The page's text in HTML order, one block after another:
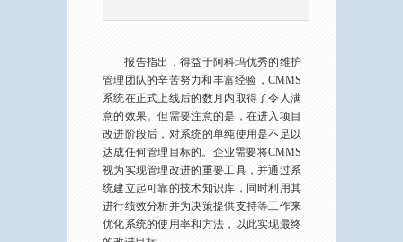
报告指出，得益于阿科玛优秀的维护
管理团队的辛苦努力和丰富经验，CMMS
系统在正式上线后的数月内取得了令人满
意的效果。但需要注意的是，在进入项目
改进阶段后，对系统的单纯使用是不足以
达成任何管理目标的。企业需要将CMMS
视为实现管理改进的重要工具，并通过系
统建立起可靠的技术知识库，同时利用其
进行绩效分析并为决策提供支持等工作来
优化系统的使用率和方法，以此实现最终